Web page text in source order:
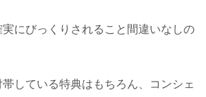
にびっくりされること間違いなしの
している特典はもちろん、コンシェ